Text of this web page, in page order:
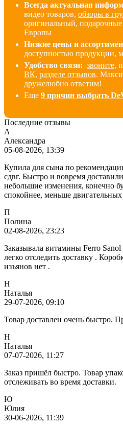
Всегда актуальная
видео товаров, обзоры в
оригинальный,
Европы
Низкие цены и
доступностью продукции,
Удобство связи: звоните,
ВК, разделе отзывов.
дружелюбно ответим!
Еще 9 причин выбрать
Последние отзывы
А
Александра
05-08-2026, 13:39
Купила для сына по
сдвг. Быстро и вовремя
небольшие изменения, конечно
спокойнее, меньше
П
Полина
02-08-2026, 23:23
Заказывала витамины Ferro
легко отследить доставку .
изъянов нет .
Н
Наталья
29-07-2026, 09:10
Товар доставлен очень быстро.
Н
Наталья
07-07-2026, 11:27
Заказ пришёл быстро. Товар
отслеживать во время доставки.
Ю
Юлия
30-06-2026, 11:39